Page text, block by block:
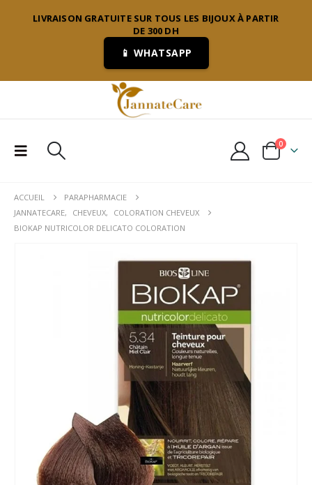
LIVRAISON GRATUITE SUR TOUS LES BIJOUX À PARTIR
DE 300 DH
📱 WHATSAPP
0
ACCUEIL
PARAPHARMACIE
JANNATECARE, CHEVEUX,
COLORATION CHEVEUX
BIOKAP NUTRICOLOR DELICATO COLORATION